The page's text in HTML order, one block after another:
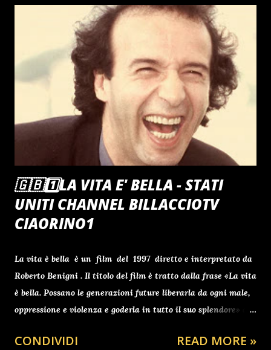
🇬🇧1️⃣LA VITA E' BELLA - STATI
UNITI CHANNEL BILLACCIOTV
CIAORINO1
La vita è bella è un film del 1997 diretto e interpretato da
Roberto Benigni . Il titolo del film è tratto dalla frase «La vita
è bella. Possano le generazioni future liberarla da ogni male,
oppressione e violenza e goderla in tutto il suo splendore» del
: miglior film straniero , miglior attore protagonista (
CONDIVIDI READ MORE »